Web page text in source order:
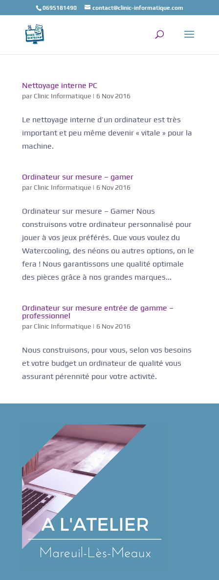
0695181490 contact@clinic-informatique.com
Nettoyage interne PC
par Clinic Informatique| 6 Nov 2016
Le nettoyage interne d’un ordinateur est très
important et peu même devenir « vitale » pour la
machine.
Ordinateur sur mesure – gamer
par Clinic Informatique| 6 Nov 2016
Ordinateur sur mesure – Gamer Nous
construisons votre ordinateur personnalisé pour
jouer à vos jeux préférés. Que vous voulez du
Watercooling, des néons ou autres options, on le
fera ! Nous garantissons une qualité optimale
des pièces grâce à nos grandes marques...
Ordinateur sur mesure entrée de gamme –
professionnel
par Clinic Informatique| 6 Nov 2016
Nous construisons, pour vous, selon vos besoins
et votre budget un ordinateur de qualité vous
assurant pérennité pour votre activité.